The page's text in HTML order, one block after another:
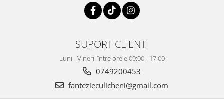
SUPORT CLIENTI
Luni - Vineri, între orele 09:00 - 17:00
0749200453
fantezieculicheni@gmail.com